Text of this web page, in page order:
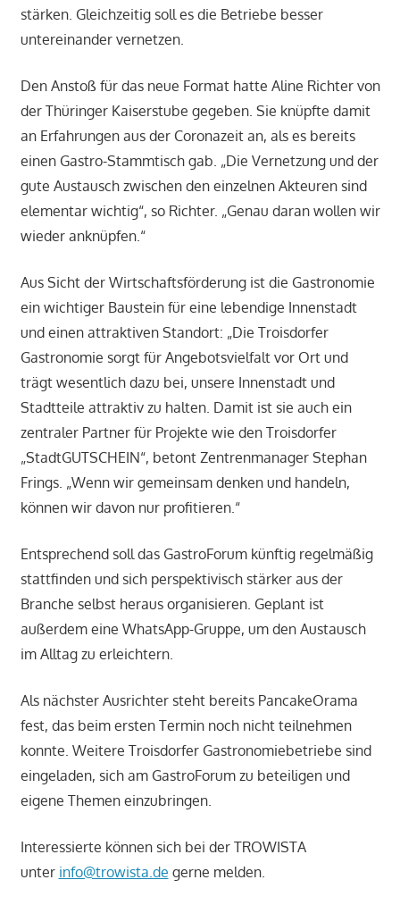
stärken. Gleichzeitig soll es die Betriebe besser
untereinander vernetzen.
Den Anstoß für das neue Format hatte Aline Richter von
der Thüringer Kaiserstube gegeben. Sie knüpfte damit
an Erfahrungen aus der Coronazeit an, als es bereits
einen Gastro-Stammtisch gab. „Die Vernetzung und der
gute Austausch zwischen den einzelnen Akteuren sind
elementar wichtig“, so Richter. „Genau daran wollen wir
wieder anknüpfen.“
Aus Sicht der Wirtschaftsförderung ist die Gastronomie
ein wichtiger Baustein für eine lebendige Innenstadt
und einen attraktiven Standort: „Die Troisdorfer
Gastronomie sorgt für Angebotsvielfalt vor Ort und
trägt wesentlich dazu bei, unsere Innenstadt und
Stadtteile attraktiv zu halten. Damit ist sie auch ein
zentraler Partner für Projekte wie den Troisdorfer
„StadtGUTSCHEIN“, betont Zentrenmanager Stephan
Frings. „Wenn wir gemeinsam denken und handeln,
können wir davon nur profitieren.“
Entsprechend soll das GastroForum künftig regelmäßig
stattfinden und sich perspektivisch stärker aus der
Branche selbst heraus organisieren. Geplant ist
außerdem eine WhatsApp-Gruppe, um den Austausch
im Alltag zu erleichtern.
Als nächster Ausrichter steht bereits PancakeOrama
fest, das beim ersten Termin noch nicht teilnehmen
konnte. Weitere Troisdorfer Gastronomiebetriebe sind
eingeladen, sich am GastroForum zu beteiligen und
eigene Themen einzubringen.
Interessierte können sich bei der TROWISTA
unter info@trowista.de gerne melden.